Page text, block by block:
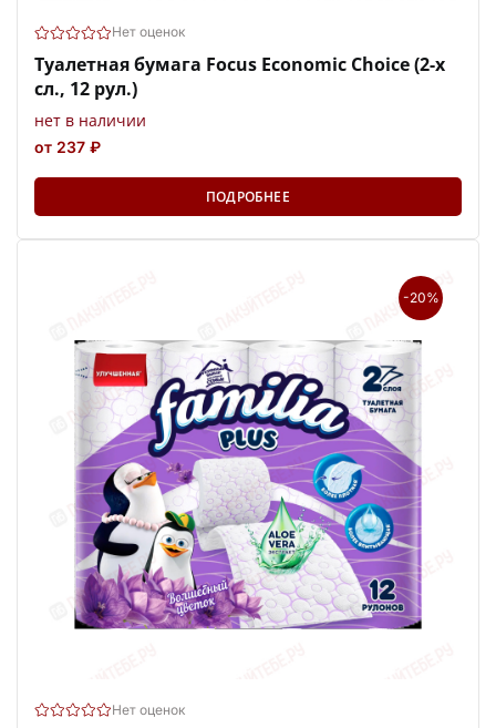
Нет оценок
Туалетная бумага Focus Economic Choice (2-х
сл., 12 рул.)
нет в наличии
от 237 ₽
ПОДРОБНЕЕ
-20%
Нет оценок